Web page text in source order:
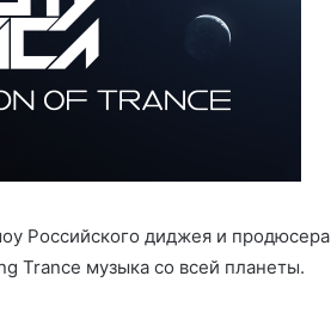
Российского диджея и продюсера
Trance музыка со всей планеты.